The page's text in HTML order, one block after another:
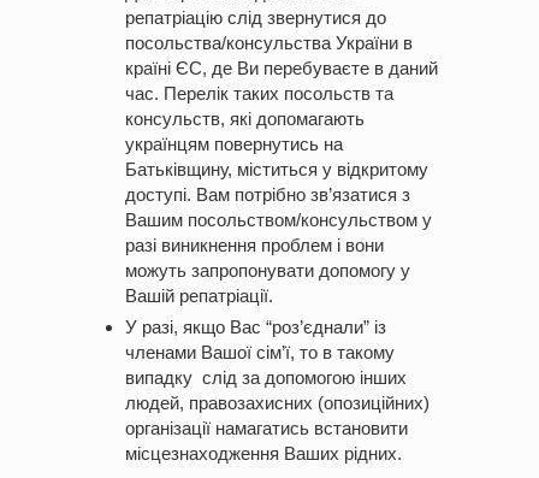
репатріацію слід звернутися до
посольства/консульства України в
країні ЄС, де Ви перебуваєте в даний
час. Перелік таких посольств та
консульств, які допомагають
українцям повернутись на
Батьківщину, міститься у відкритому
доступі. Вам потрібно зв’язатися з
Вашим посольством/консульством у
разі виникнення проблем і вони
можуть запропонувати допомогу у
Вашій репатріації.
У разі, якщо Вас “роз’єднали” із
членами Вашої сім’ї, то в такому
випадку слід за допомогою інших
людей, правозахисних (опозиційних)
організації намагатись встановити
місцезнаходження Ваших рідних.